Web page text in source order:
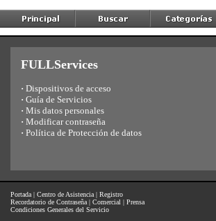
FULLServices
· Dispositivos de acceso
· Guía de Servicios
· Mis datos personales
· Modificar contraseña
· Política de Protección de datos
Portada | Centro de Asistencia | Registro
Recordatorio de Contraseña | Comercial | Prensa
Condiciones Generales del Servicio